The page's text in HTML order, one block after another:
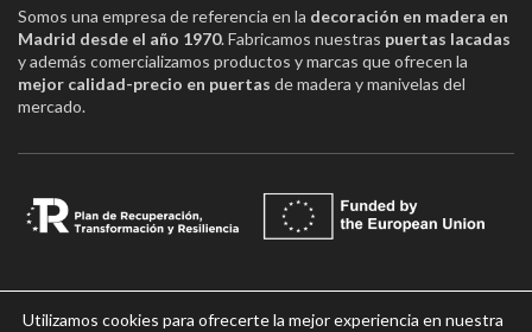
Somos una empresa de referencia en la decoración en madera en
Madrid desde el año 1970. Fabricamos nuestras puertas lacadas
y además comercializamos productos y marcas que ofrecen la
mejor calidad-precio en puertas de madera y manivelas del
mercado.
CONDICIONES TIENDA
Utilizamos cookies para ofrecerte la mejor experiencia en nuestra